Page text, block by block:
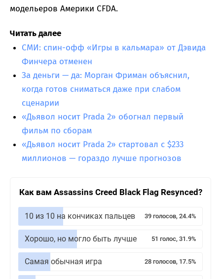
модельеров Америки CFDA.
Читать далее
СМИ: спин-офф «Игры в кальмара» от Дэвида
Финчера отменен
За деньги — да: Морган Фриман объяснил,
когда готов сниматься даже при слабом
сценарии
«Дьявол носит Prada 2» обогнал первый
фильм по сборам
«Дьявол носит Prada 2» стартовал с $233
миллионов — гораздо лучше прогнозов
Как вам Assassins Creed Black Flag Resynced?
10 из 10 на кончиках пальцев 39 голосов, 24.4%
Хорошо, но могло быть лучше 51 голос, 31.9%
Самая обычная игра 28 голосов, 17.5%